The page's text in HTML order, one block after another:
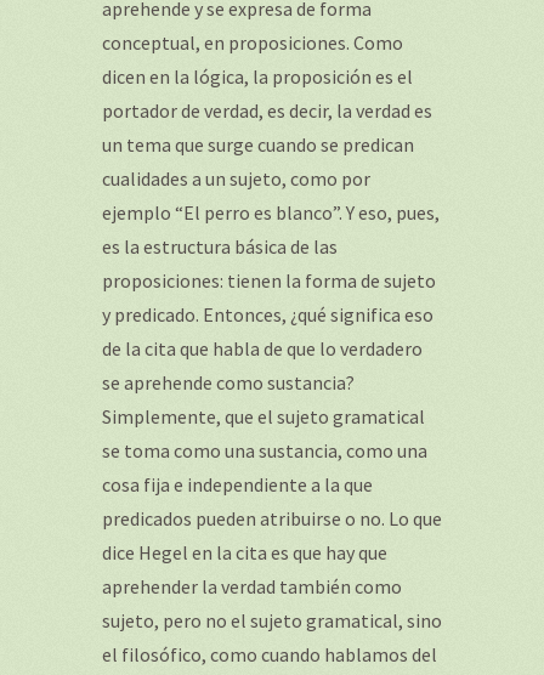
aprehende y se expresa de forma
conceptual, en proposiciones. Como
dicen en la lógica, la proposición es el
portador de verdad, es decir, la verdad es
un tema que surge cuando se predican
cualidades a un sujeto, como por
ejemplo “El perro es blanco”. Y eso, pues,
es la estructura básica de las
proposiciones: tienen la forma de sujeto
y predicado. Entonces, ¿qué significa eso
de la cita que habla de que lo verdadero
se aprehende como sustancia?
Simplemente, que el sujeto gramatical
se toma como una sustancia, como una
cosa fija e independiente a la que
predicados pueden atribuirse o no. Lo que
dice Hegel en la cita es que hay que
aprehender la verdad también como
sujeto, pero no el sujeto gramatical, sino
el filosófico, como cuando hablamos del